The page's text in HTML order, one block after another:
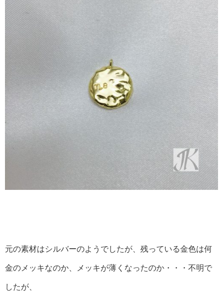
元の素材はシルバーのようでしたが、残っている金色は何
金のメッキなのか、メッキが薄くなったのか・・・不明で
したが、